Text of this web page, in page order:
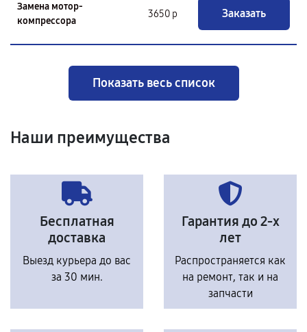
Замена мотор-
компрессора
3650 р Заказать
Показать весь список
Наши преимущества
Бесплатная
доставка
Выезд курьера до вас
за 30 мин.
Гарантия до 2-х
лет
Распространяется как
на ремонт, так и на
запчасти